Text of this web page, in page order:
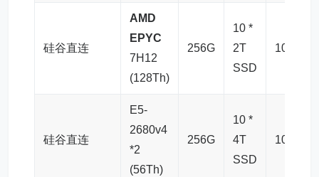
硅谷直连
AMD
EPYC
7H12
(128Th)
256G
10 *
2T
SSD
10G
硅谷直连
E5-
2680v4
*2
(56Th)
256G
10 *
4T
SSD
10G